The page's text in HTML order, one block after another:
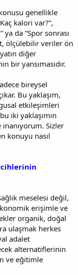
genellikle
kalori var?”,
ya da “Spor sonrası
ölçülebilir veriler ön
diğer
bir yansımasıdır.
bireysel
Bu yaklaşım,
etkileşimleri
iki yaklaşımın
Sizler
konuyu nasıl
meselesi değil,
erişimle ve
organik, doğal
ulaşmak herkes
adalet
alternatiflerinin
ve eğitimle